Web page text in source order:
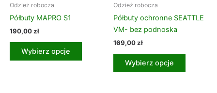
Odzież robocza
Półbuty MAPRO S1
190,00zł
Wybierz opcje
Odzież robocza
Półbuty ochronne SEATTLE
VM- bez podnoska
169,00zł
Wybierz opcje
produktu